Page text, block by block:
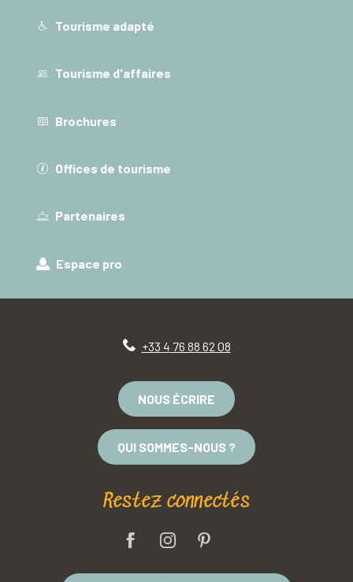
Tourisme adapté
Tourisme d'affaires
Brochures
Offices de tourisme
Partenaires
Espace pro
+33 4 76 88 62 08
NOUS ÉCRIRE
QUI SOMMES-NOUS ?
Restez connectés